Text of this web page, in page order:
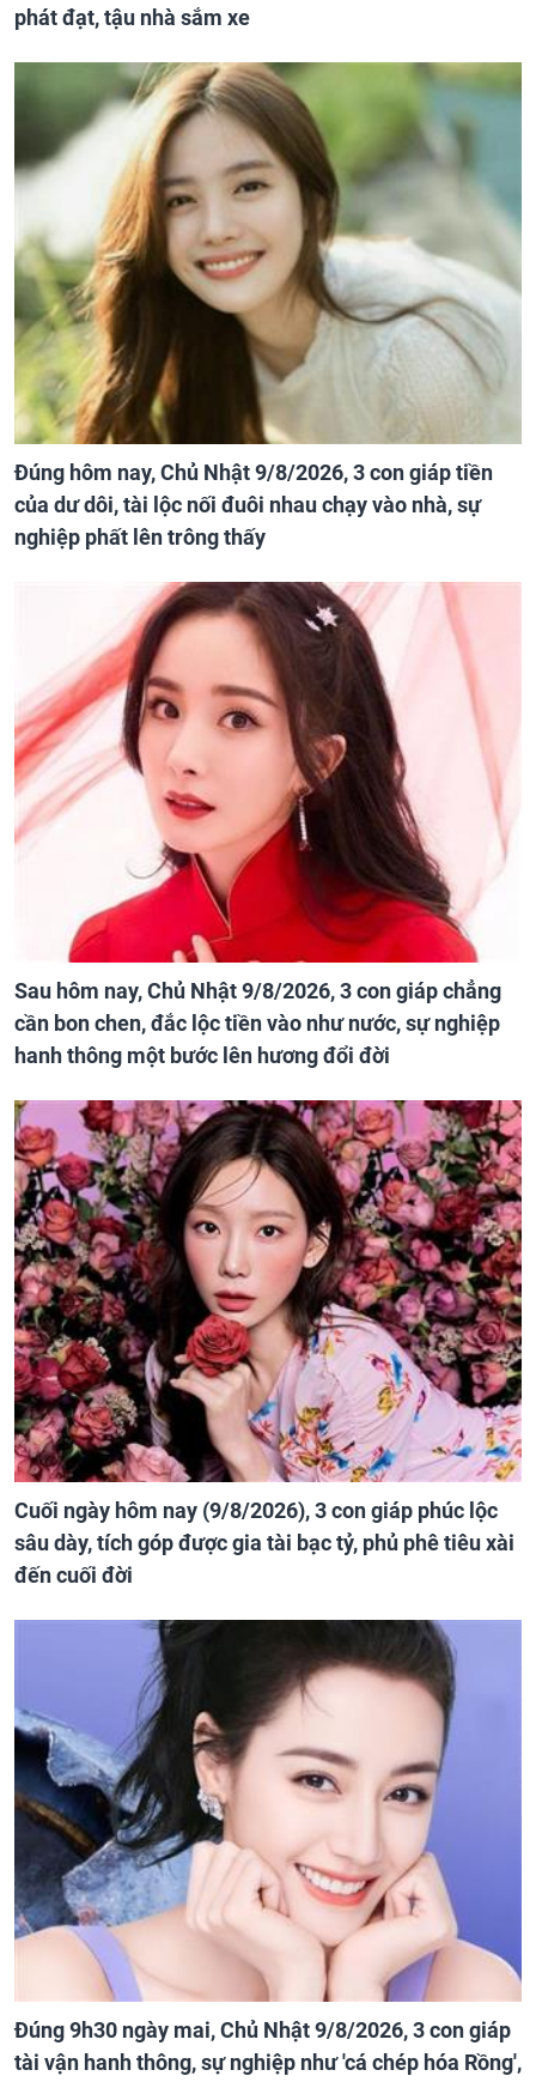
phát đạt, tậu nhà sắm xe
Đúng hôm nay, Chủ Nhật 9/8/2026, 3 con giáp tiền
của dư dôi, tài lộc nối đuôi nhau chạy vào nhà, sự
nghiệp phất lên trông thấy
Sau hôm nay, Chủ Nhật 9/8/2026, 3 con giáp chẳng
cần bon chen, đắc lộc tiền vào như nước, sự nghiệp
hanh thông một bước lên hương đổi đời
Cuối ngày hôm nay (9/8/2026), 3 con giáp phúc lộc
sâu dày, tích góp được gia tài bạc tỷ, phủ phê tiêu xài
đến cuối đời
Đúng 9h30 ngày mai, Chủ Nhật 9/8/2026, 3 con giáp
tài vận hanh thông, sự nghiệp như 'cá chép hóa Rồng',